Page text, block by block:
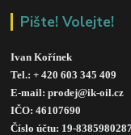
Pište! Volejte!
Ivan Kořínek
Tel.: + 420 603 345 409
E-mail: prodej@ik-oil.cz
IČO: 46107690
Číslo účtu: 19-